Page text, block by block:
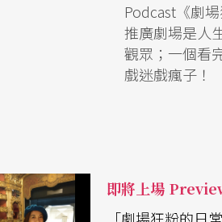
Podcast《劇
推廣劇場是人
觀眾；一個看
戲迷戲瘋子！
即將上場